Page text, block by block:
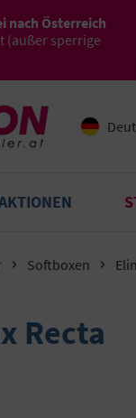
nach Österreich
(außer sperrige
Softboxen
Recta